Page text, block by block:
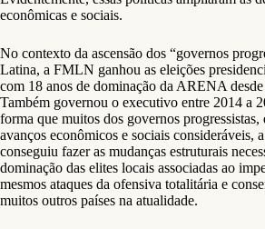
econômicas e sociais.
No contexto da ascensão dos “governos
Latina, a FMLN ganhou as eleições
com 18 anos de dominação da ARENA
Também governou o executivo entre 2014 a
forma que muitos dos governos
avanços econômicos e sociais consideráveis,
conseguiu fazer as mudanças estruturais
dominação das elites locais associadas ao
mesmos ataques da ofensiva totalitária e
muitos outros países na atualidade.